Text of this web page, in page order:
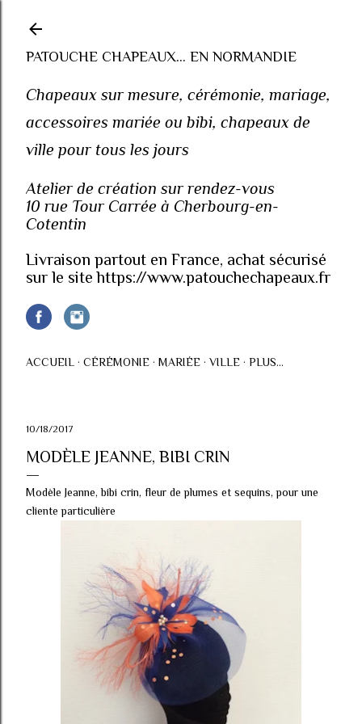
PATOUCHE CHAPEAUX... EN NORMANDIE
Chapeaux sur mesure, cérémonie, mariage,
accessoires mariée ou bibi, chapeaux de
ville pour tous les jours
Atelier de création sur rendez-vous
10 rue Tour Carrée à Cherbourg-en-
Cotentin
Livraison partout en France, achat sécurisé
sur le site https://www.patouchechapeaux.fr
ACCUEIL CÉRÉMONIE MARIÉE VILLE PLUS…
10/18/2017
MODÈLE JEANNE, BIBI CRIN
Modèle Jeanne, bibi crin, fleur de plumes et sequins, pour une
cliente particulière